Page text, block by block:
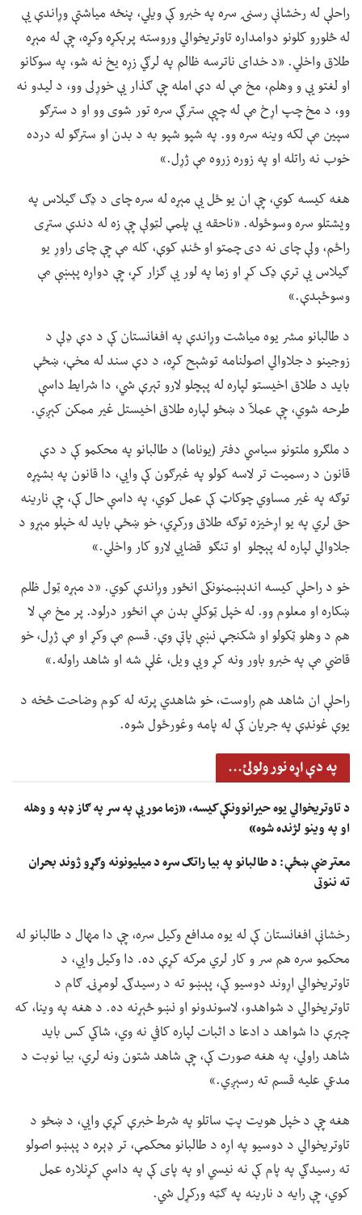
راحلې له رخشانې رسنۍ سره په خبرو کې ویلي، پنځه میاشتې وړاندې یې
له څلورو کلونو دوامداره تاوتریخوالي وروسته پرېکړه وکړه، چې له مېړه
طلاق واخلي. «د خدای ناترسه ظالم په لرګي زړه یخ نه شو، په سوکانو
او لغتو یې و وهلم، مخ مې له دې امله چې ګذار یې خوړلی وو، د لیدو نه
وو، د مخ چپ اړخ مې له چپې سترګې سره تور شوی وو او د سترګو
سپین مې لکه وینه سره وو. په شپو شپو به د بدن او سترګو له درده
خوب نه راتله او په زوره زروه مې ژړل.»
هغه کیسه کوي، چې ان یو ځل یې مېړه له سره چای د ډګ ګیلاس په
ویشتلو سره وسوځوله. «ناحقه یې پلمې لټولې چې زه له دندې ستړی
راځم، ولې چای نه دی چمتو او ځنډ کوې، کله مې چې چای راوړ یو
ګیلاس یې ترې ډک کړ او زما په لور یې ګزار کړ، چې دواړه پېښې مې
وسوځېدې.»
د طالبانو مشر یوه میاشت وړاندې په افغانستان کې د دې ډلې د
زوجینو د جلاوالي اصولنامه توشېح کړه، د دې سند له مخې، ښځې
باید د طلاق اخیستو لپاره له پېچلو لارو تېرې شي، دا شرایط داسې
طرحه شوي، چې عملآ د ښځو لپاره طلاق اخیستل غیر ممکن کېږي.
د ملګرو ملتونو سیاسي دفتر (یوناما) د طالبانو په محکمو کې د دې
قانون د رسمیت تر لاسه کولو په غبرګون کې وايي، دا قانون په بشپړه
توګه په غیر مساوي چوکاټ کې عمل کوي، په داسې حال کې، چې نارینه
حق لري په یو اړخیزه توګه طلاق ورکړي، خو ښځې باید له خپلو مېړو د
جلاوالي لپاره له پېچلو او تنګو قضايي لارو کار واخلي.»
خو د راحلې کیسه اندېښمنونکی انځور وړاندې کوي. «د مېړه ټول ظلم
ښکاره او معلوم وو. له خپل ټوکلي بدن مې انځور درلود. پر مخ مې لا
هم د وهلو ټکولو او شکنجې نښې پاتې وې. قسم مې وکړ او مې ژړل، خو
قاضي مې په خبرو باور ونه کړ ویې ویل، غلې شه او شاهد راوله.»
راحلې ان شاهد هم راوست، خو شاهدي پرته له کوم وضاحت څخه د
یوې غونډې په جریان کې له پامه وغورځول شوه.
په دې اړه نور ولولئ...
د تاوتریخوالي یوه حیرانوونکې کیسه، «زما مور یې په سر په ګاز ډبه و وهله
او په وینو لژنده شوه»
معترضې ښځې: د طالبانو په بیا راتګ سره د میلیونونه وګړو ژوند بحران
ته ننوتی
رخشانې افغانستان کې له یوه مدافع وکیل سره، چې دا مهال د طالبانو له
محکمو سره هم سر و کار لري مرکه کړې ده. دا وکیل وايي، د
تاوتریخوالي اړوند دوسیو کې، پېښو ته د رسیدګۍ لومړنۍ ګام د
تاوتریخوالي د شواهدو، لاسوندونو او نښو څېړنه ده. د هغه په وینا، که
چېرې دا شواهد د ادعا د اثبات لپاره کافي نه وي، شاکي کس باید
شاهد راولي، په هغه صورت کې، چې شاهد شتون ونه لري، بیا نوبت د
مدعي علیه قسم ته رسېږي.»
هغه چې د خپل هویت پټ ساتلو په شرط خبرې کړې وايي، د ښځو د
تاوتریخوالي د دوسیو په اړه د طالبانو محکمې، تر ډېره د پېښو اصولو
ته رسیدګي په پام کې نه نیسي او په پای کې په داسې کړنلاره عمل
کوي، چې رایه د نارینه په ګټه ورکړل شي.